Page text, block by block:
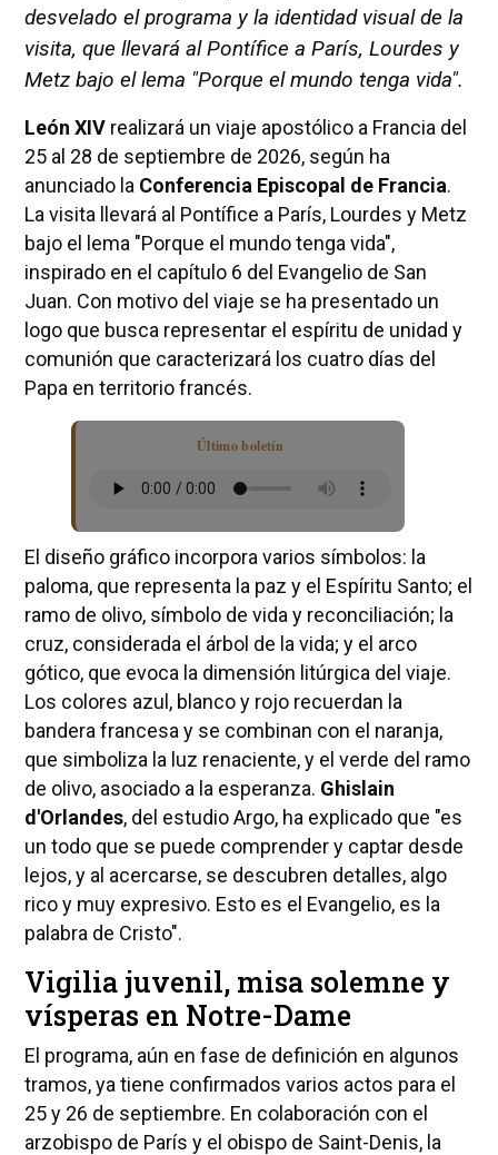
desvelado el programa y la identidad visual de la
visita, que llevará al Pontífice a París, Lourdes y
Metz bajo el lema "Porque el mundo tenga vida".
León XIVrealizará un viaje apostólico a Francia del
25 al 28 de septiembre de 2026, según ha
anunciado la Conferencia Episcopal de Francia.
La visita llevará al Pontífice a París, Lourdes y Metz
bajo el lema "Porque el mundo tenga vida",
inspirado en el capítulo 6 del Evangelio de San
Juan. Con motivo del viaje se ha presentado un
logo que busca representar el espíritu de unidad y
comunión que caracterizará los cuatro días del
Papa en territorio francés.
Último boletín
El diseño gráfico incorpora varios símbolos: la
paloma, que representa la paz y el Espíritu Santo; el
ramo de olivo, símbolo de vida y reconciliación; la
cruz, considerada el árbol de la vida; y el arco
gótico, que evoca la dimensión litúrgica del viaje.
Los colores azul, blanco y rojo recuerdan la
bandera francesa y se combinan con el naranja,
que simboliza la luz renaciente, y el verde del ramo
de olivo, asociado a la esperanza. Ghislain
d'Orlandes, del estudio Argo, ha explicado que "es
un todo que se puede comprender y captar desde
lejos, y al acercarse, se descubren detalles, algo
rico y muy expresivo. Esto es el Evangelio, es la
palabra de Cristo".
Vigilia juvenil, misa solemne y
vísperas en Notre-Dame
El programa, aún en fase de definición en algunos
tramos, ya tiene confirmados varios actos para el
25 y 26 de septiembre. En colaboración con el
arzobispo de París y el obispo de Saint-Denis, la